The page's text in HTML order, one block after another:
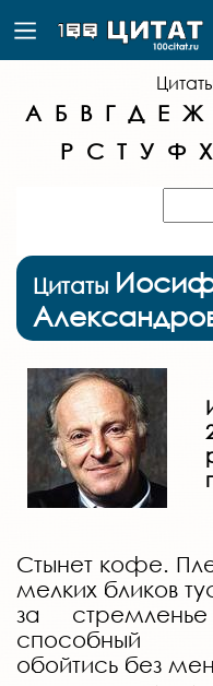
А Б В Г Д Е Ж
Р С Т У Ф Х
Цитаты
Стынет кофе.
мелких бликов
за
способный
обойтись без